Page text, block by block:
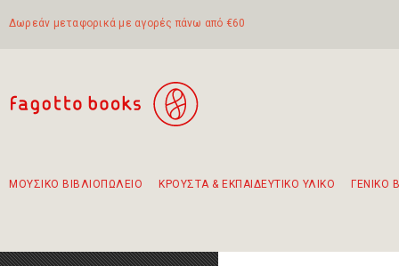
Δωρεάν μεταφορικά με αγορές πάνω από €60
ΜΟΥΣΙΚΟ ΒΙΒΛΙΟΠΩΛΕΙΟ ΚΡΟΥΣΤΑ & ΕΚΠΑΙΔΕΥΤΙΚΟ ΥΛΙΚΟ ΓΕΝΙΚΟ